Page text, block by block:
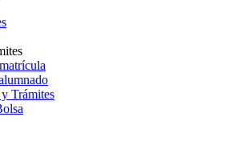
Trámites